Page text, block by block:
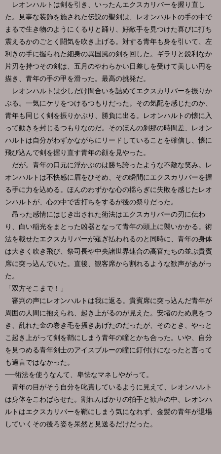
レオンハルトは剣を引き、いったんエクスカリバーを握り直し
た。見事な装飾を施された伝説の聖剣は、レオンハルトの手の中で
まるで生き物のようにくるりと踊り、好敵手を見つけた喜びに打ち
震えるかのごとく闘気を吹き上げる。対する青年も身を引いて、左
利きの手に握られた細身の異国風の剣を回した。ギラリと鋭利なか
片刃を持つその剣は、五月のやわらかい日差しを受けて美しい円を
描き、青年の手の甲を滑った。最高の挑発だ。
レオンハルトは少しだけ間合いを詰めてエクスカリバーを振りか
ぶる。一気にケリをつけるつもりだった。その気配を感じたのか、
青年も同じく剣を振りかぶり、勝負に出る。レオンハルトの懐に入
って動きを封じるつもりなのだ。そのほんの刹那の時間差、レオン
ハルトは自分がわずかながらにリードしていることを確信し、懐に
飛び込んで剣を握り直す青年の顔を見やった。
だが。青年の口元に浮かぶのは勝ち誇ったような不敵な笑み。レ
オンハルトは不快感に眉をひそめ、その瞬間にエクスカリバーを握
る手に力を込める。ほんのわずかな心の揺らぎに失敗を感じたレオ
ンハルトが、心の中で舌打ちをするが後の祭りだった。
昂った感情にはじき出された術法はエクスカリバーの刃に伝わ
り、白い稲光をまとった凶器となって青年の頭上に襲いかかる。術
法を載せたエクスカリバーが薙ぎ払われるのと同時に、青年の身体
は大きく吹き飛び、祭司長や中央諸世界連合の高官たちの並ぶ貴賓
席に突っ込んでいた。直後、観客席から割れるような歓声があがっ
た。
「双方そこまで！」
審判の声にレオンハルトは我に返る。貴賓席に突っ込んだ青年が
周囲の人間に抱えられ、起き上がるのが見えた。安堵のため息をつ
き、乱れた金の巻き毛を掻きあげたのだったが、そのとき、やっと
こ起き上がって剣を鞘にしまう青年の瞳とかち合った。いや、自分
を見つめる青年剣士のアイスブルーの瞳に釘付けになったと言って
も過言ではなかった。
──術法を使うなんて、卑怯なマネしやがって。
青年の目がそう自分を叱責しているように見えて、レオンハルト
は身体をこわばらせた。割れんばかりの拍手と歓声の中、レオンハ
ルトはエクスカリバーを鞘にしまう気になれず、金髪の青年が退場
していくその後ろ姿を呆然と見送るだけだった。